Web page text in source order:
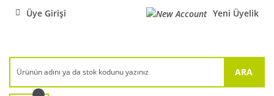
Üye Girişi Yeni Üyelik
ARA